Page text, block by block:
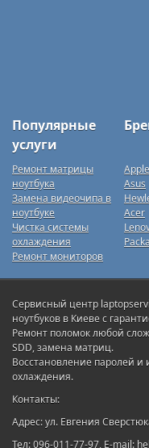
Популярные
услуги
Ремонт матрицы
ноутбука
Замена видеочипа в
ноутбуке
Чистка системы
охлаждения
Ремонт мониторов
Asus
Acer
Сервисный центр
ноутбуков в Киеве с
Ремонт поломок любой
SDD, замена матриц.
Восстановление паролей
охлаждения.
Контакты:
Адрес: ул. Евгения
Тел: 096-011-77-97, E-mail: